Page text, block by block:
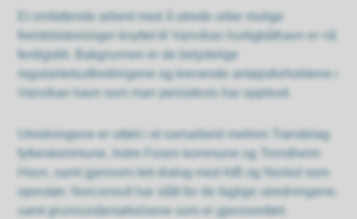
Et omfattende arbeid med å utrede ulike mulige
fremtidsløsninger knyttet til Vanvikan hurtigbåthavn er nå
ferdigstilt. Bakgrunnen er de betydelige
regularitetsutfordringene og krevende anløpsforholdene i
Vanvikan havn som man periodevis har opplevd.
Utredningene er utført i et samarbeid mellom Trøndelag
fylkeskommune, Indre Fosen kommune og Trondheim
Havn, samt gjennom tett dialog med AtB og Norled som
operatør. Norconsult har stått for de faglige utredningene,
samt grunnundersøkelsene som er gjennomført.